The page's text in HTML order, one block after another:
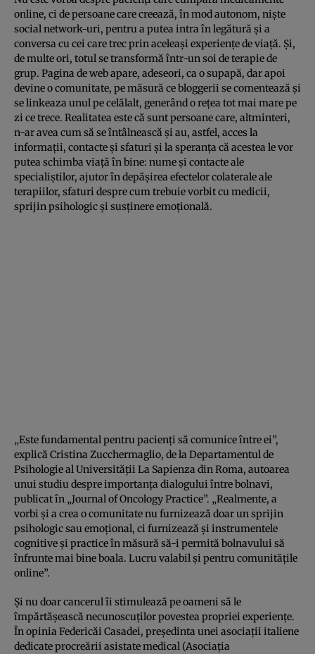
online, ci de persoane care creează, în mod autonom, nişte
social network-uri, pentru a putea intra în legătură şi a
conversa cu cei care trec prin aceleaşi experienţe de viaţă. Şi,
de multe ori, totul se transformă într-un soi de terapie de
grup. Pagina de web apare, adeseori, ca o supapă, dar apoi
devine o comunitate, pe măsură ce bloggerii se comentează şi
se linkeaza unul pe celălalt, generând o reţea tot mai mare pe
zi ce trece. Realitatea este că sunt persoane care, altminteri,
n-ar avea cum să se întâlnească şi au, astfel, acces la
informaţii, contacte şi sfaturi şi la speranţa că acestea le vor
putea schimba viaţă în bine: nume şi contacte ale
specialiştilor, ajutor în depăşirea efectelor colaterale ale
terapiilor, sfaturi despre cum trebuie vorbit cu medicii,
sprijin psihologic şi susţinere emoţională.
„Este fundamental pentru pacienţi să comunice între ei”,
explică Cristina Zucchermaglio, de la Departamentul de
Psihologie al Universităţii La Sapienza din Roma, autoarea
unui studiu despre importanţa dialogului între bolnavi,
publicat în „Journal of Oncology Practice”. „Realmente, a
vorbi şi a crea o comunitate nu furnizează doar un sprijin
psihologic sau emoţional, ci furnizează şi instrumentele
cognitive şi practice în măsură să-i permită bolnavului să
înfrunte mai bine boala. Lucru valabil şi pentru comunităţile
online”.
Şi nu doar cancerul îi stimulează pe oameni să le
împărtăşească necunoscuţilor povestea propriei experienţe.
În opinia Federicăi Casadei, preşedinta unei asociaţii italiene
dedicate procreării asistate medical (Asociaţia